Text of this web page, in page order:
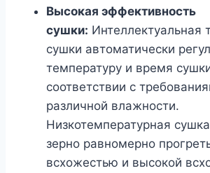
Высокая эффективность
сушки: Интеллектуальная
сушки автоматически
температуру и время
соответствии с
различной влажности.
Низкотемпературная
зерно равномерно
всхожестью и высокой